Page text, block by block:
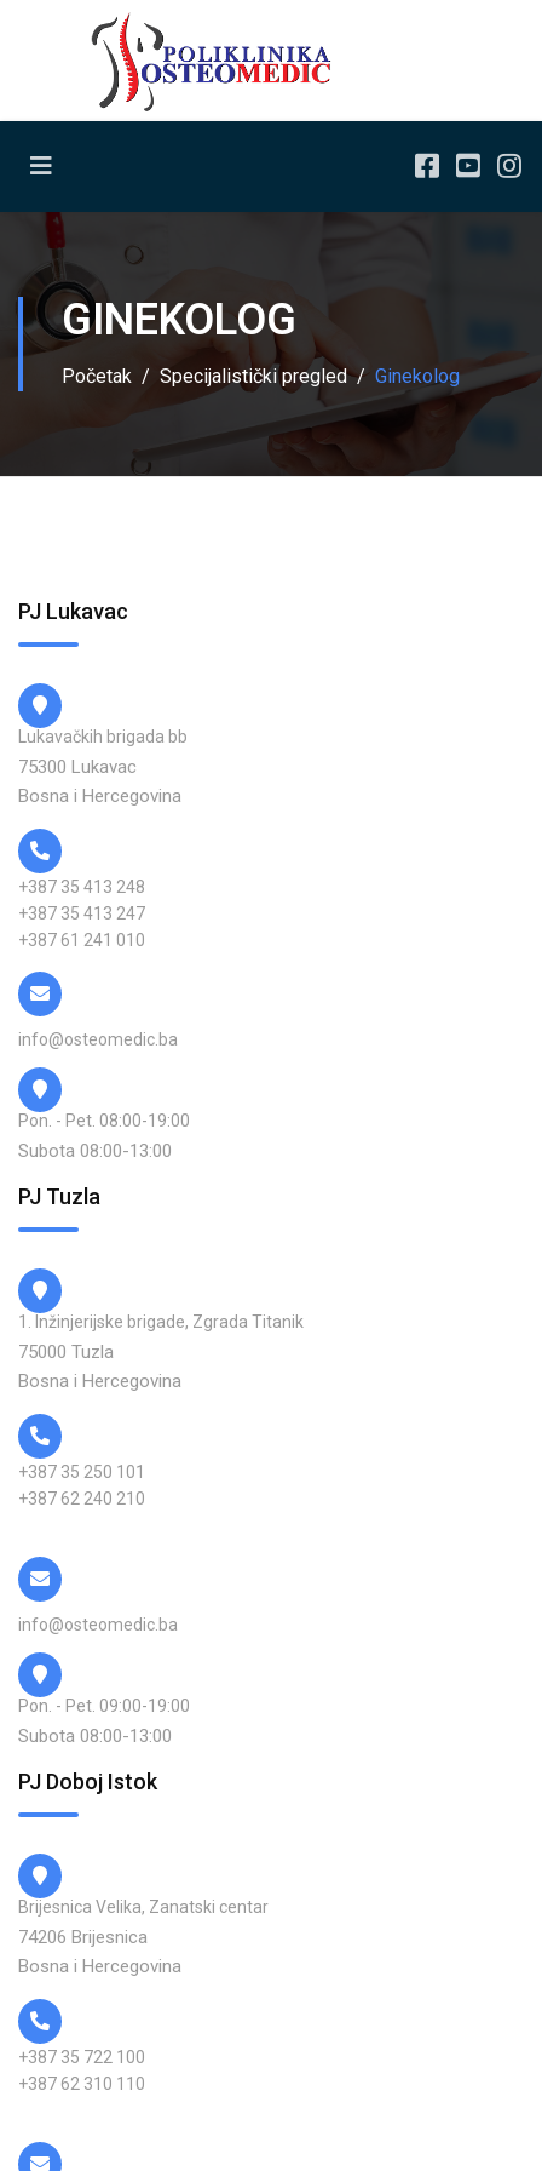
GINEKOLOG
Početak Specijalistički pregled Ginekolog
PJ Lukavac
Lukavačkih brigada bb
75300 Lukavac
Bosna i Hercegovina
+387 35 413 248
+387 35 413 247
+387 61 241 010
info@osteomedic.ba
Pon. - Pet. 08:00-19:00
Subota 08:00-13:00
PJ Tuzla
1. Inžinjerijske brigade, Zgrada Titanik
75000 Tuzla
Bosna i Hercegovina
+387 35 250 101
+387 62 240 210
info@osteomedic.ba
Pon. - Pet. 09:00-19:00
Subota 08:00-13:00
PJ Doboj Istok
Brijesnica Velika, Zanatski centar
74206 Brijesnica
Bosna i Hercegovina
+387 35 722 100
+387 62 310 110